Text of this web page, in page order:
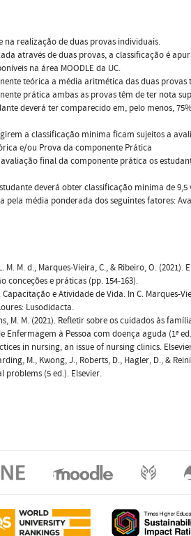
na realização de duas provas individuais.
através de duas provas, a classificação é
na área MOODLE da UC.
teórica a média aritmética das duas provas
prática ambas as provas têm de ter nota
deverá ter comparecido em, pelo menos,
a classificação mínima ficam sujeitos a
e/ou Prova da componente Prática
avaliação final da componente prática os
deverá obter classificação mínima de
pela média ponderada dos seguintes fatores:
M. M. d., Marques-Vieira, C., & Ribeiro, O.
conceções e práticas (pp. 154-163).
Capacitação e Atividade de Vida. In C.
Lusodidacta.
M. M. (2021). Refletir sobre os cuidados às
Enfermagem à Pessoa com doença aguda (1ª
in nursing, an issue of nursing clinics.
M., Kwong, J., Roberts, D., Hagler, D., &
(5 ed.). Elsevier.